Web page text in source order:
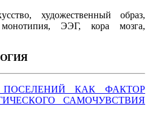
художественный образ,
ЭЭГ, кора мозга,
КАК ФАКТОР
САМОЧУВСТВИЯ